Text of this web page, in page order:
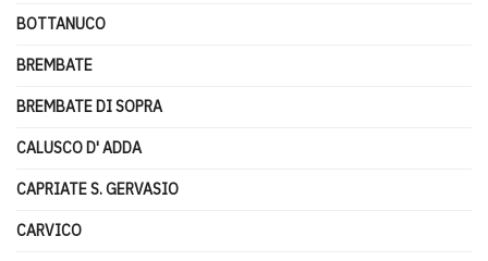
BOTTANUCO
BREMBATE
BREMBATE DI SOPRA
CALUSCO D' ADDA
CAPRIATE S. GERVASIO
CARVICO